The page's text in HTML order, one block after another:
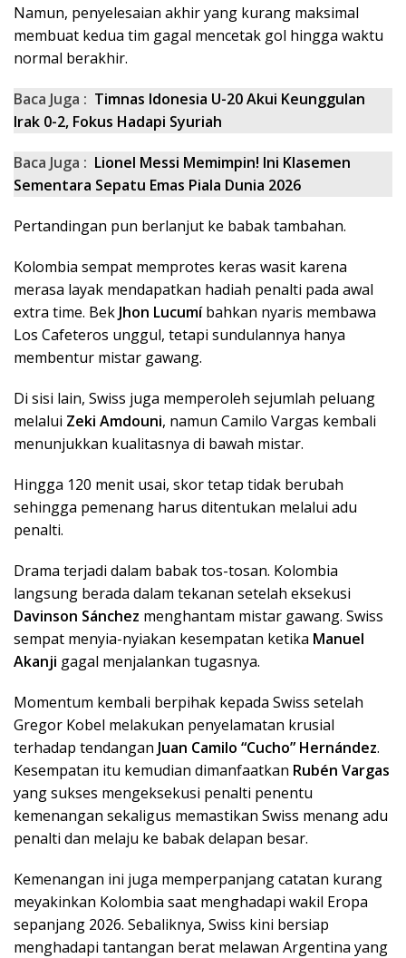
Namun, penyelesaian akhir yang kurang maksimal
membuat kedua tim gagal mencetak gol hingga waktu
normal berakhir.
Baca Juga : Timnas Idonesia U-20 Akui Keunggulan
Irak 0-2, Fokus Hadapi Syuriah
Baca Juga : Lionel Messi Memimpin! Ini Klasemen
Sementara Sepatu Emas Piala Dunia 2026
Pertandingan pun berlanjut ke babak tambahan.
Kolombia sempat memprotes keras wasit karena
merasa layak mendapatkan hadiah penalti pada awal
extra time. Bek Jhon Lucumíbahkan nyaris membawa
Los Cafeteros unggul, tetapi sundulannya hanya
membentur mistar gawang.
Di sisi lain, Swiss juga memperoleh sejumlah peluang
melalui Zeki Amdouni, namun Camilo Vargas kembali
menunjukkan kualitasnya di bawah mistar.
Hingga 120 menit usai, skor tetap tidak berubah
sehingga pemenang harus ditentukan melalui adu
penalti.
Drama terjadi dalam babak tos-tosan. Kolombia
langsung berada dalam tekanan setelah eksekusi
Davinson Sánchez menghantam mistar gawang. Swiss
sempat menyia-nyiakan kesempatan ketika Manuel
Akanji gagal menjalankan tugasnya.
Momentum kembali berpihak kepada Swiss setelah
Gregor Kobel melakukan penyelamatan krusial
terhadap tendangan Juan Camilo “Cucho” Hernández.
Kesempatan itu kemudian dimanfaatkan Rubén Vargas
yang sukses mengeksekusi penalti penentu
kemenangan sekaligus memastikan Swiss menang adu
penalti dan melaju ke babak delapan besar.
Kemenangan ini juga memperpanjang catatan kurang
meyakinkan Kolombia saat menghadapi wakil Eropa
sepanjang 2026. Sebaliknya, Swiss kini bersiap
menghadapi tantangan berat melawan Argentina yang